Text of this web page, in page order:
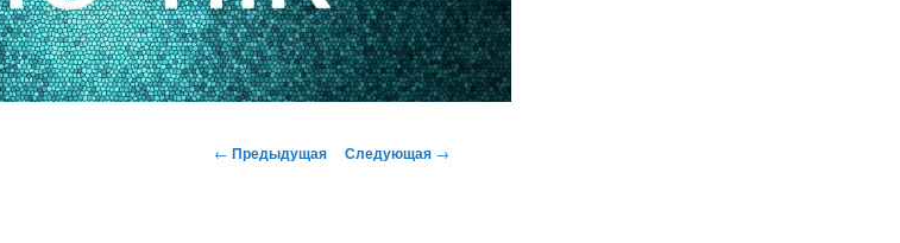
Навигация
← Предыдущая Следующая →